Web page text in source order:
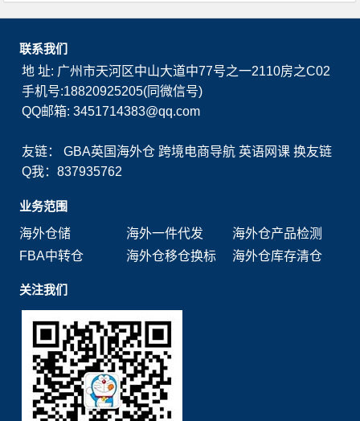
联系我们
地 址: 广州市天河区中山大道中77号之一2110房之C02
手机号:18820925205(同微信号)
QQ邮箱: 3451714383@qq.com
友链：GBA英国海外仓 跨境电商导航 英语网课 换友链
Q我：837935762
业务范围
海外仓储
海外一件代发
海外仓产品检测
FBA中转仓
海外仓移仓换标 海外仓库存清仓
关注我们